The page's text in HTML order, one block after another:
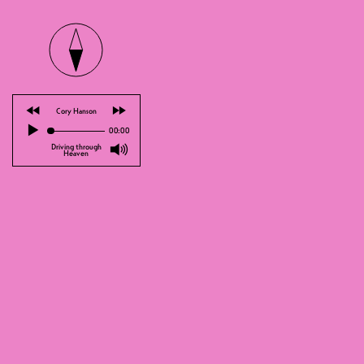
⏪ Cory Hanson
⏩
▶
00:00
Driving through
Heaven 🔊